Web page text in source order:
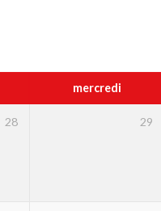
mercredi
28 29